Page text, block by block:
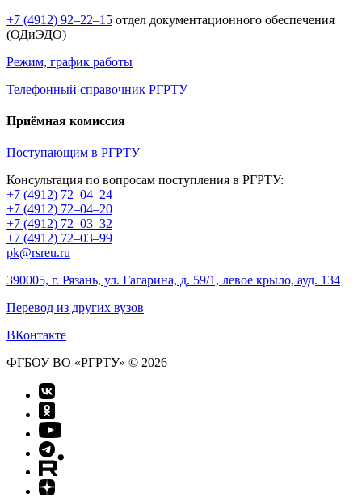
+7 (4912) 92–22–15 отдел документационного обеспечения
(ОДиЭДО)
Режим, график работы
Телефонный справочник РГРТУ
Приёмная комиссия
Поступающим в РГРТУ
Консультация по вопросам поступления в РГРТУ:
+7 (4912) 72–04–24
+7 (4912) 72–04–20
+7 (4912) 72–03–32
+7 (4912) 72–03–99
pk@rsreu.ru
390005, г. Рязань, ул. Гагарина, д. 59/1, левое крыло, ауд. 134
Перевод из других вузов
ВКонтакте
ФГБОУ ВО «РГРТУ» © 2026